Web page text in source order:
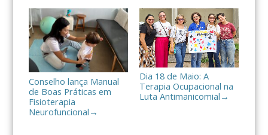
Conselho lança Manual
de Boas Práticas em
Fisioterapia
Neurofuncional →
Dia 18 de Maio: A
Terapia Ocupacional na
Luta Antimanicomial →